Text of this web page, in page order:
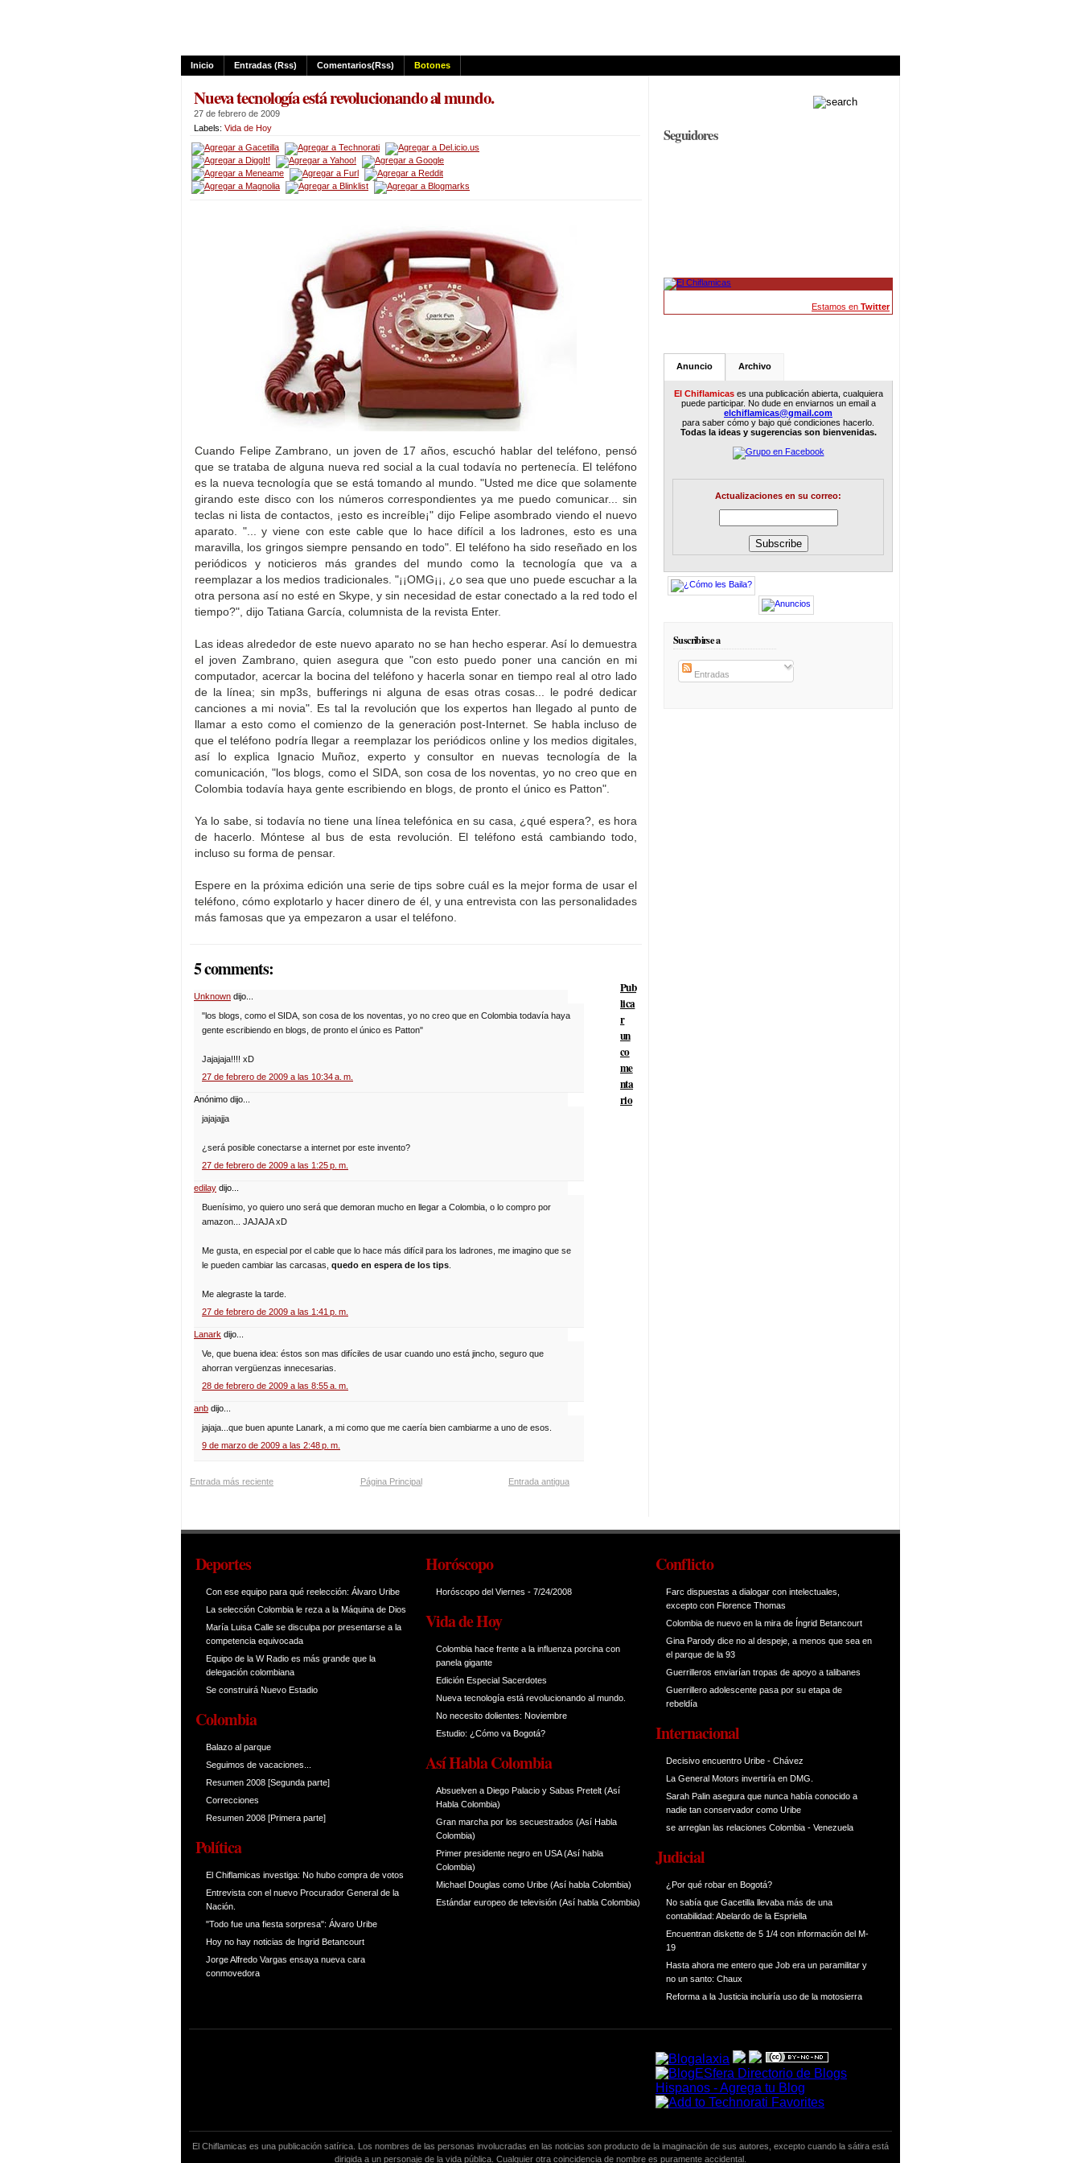
Inicio Entradas (rss) Comentarios(rss) Botones
Nueva tecnología está revolucionando al mundo.
27 de febrero de 2009
Labels: Vida de Hoy
Cuando Felipe Zambrano, un joven de 17 años, escuchó hablar del teléfono, pensó
que se trataba de alguna nueva red social a la cual todavía no pertenecía. El teléfono
es la nueva tecnología que se está tomando al mundo. "Usted me dice que solamente
girando este disco con los números correspondientes ya me puedo comunicar... sin
teclas ni lista de contactos, ¡esto es increíble¡" dijo Felipe asombrado viendo el nuevo
aparato. "... y viene con este cable que lo hace difícil a los ladrones, esto es una
maravilla, los gringos siempre pensando en todo". El teléfono ha sido reseñado en los
periódicos y noticieros más grandes del mundo como la tecnología que va a
reemplazar a los medios tradicionales. "¡¡OMG¡¡, ¿o sea que uno puede escuchar a la
otra persona así no esté en Skype, y sin necesidad de estar conectado a la red todo el
tiempo?", dijo Tatiana García, columnista de la revista Enter.
Las ideas alrededor de este nuevo aparato no se han hecho esperar. Así lo demuestra
el joven Zambrano, quien asegura que "con esto puedo poner una canción en mi
computador, acercar la bocina del teléfono y hacerla sonar en tiempo real al otro lado
de la línea; sin mp3s, bufferings ni alguna de esas otras cosas... le podré dedicar
canciones a mi novia". Es tal la revolución que los expertos han llegado al punto de
llamar a esto como el comienzo de la generación post-Internet. Se habla incluso de
que el teléfono podría llegar a reemplazar los periódicos online y los medios digitales,
así lo explica Ignacio Muñoz, experto y consultor en nuevas tecnología de la
comunicación, "los blogs, como el SIDA, son cosa de los noventas, yo no creo que en
Colombia todavía haya gente escribiendo en blogs, de pronto el único es Patton".
Ya lo sabe, si todavía no tiene una línea telefónica en su casa, ¿qué espera?, es hora
de hacerlo. Móntese al bus de esta revolución. El teléfono está cambiando todo,
incluso su forma de pensar.
Espere en la próxima edición una serie de tips sobre cuál es la mejor forma de usar el
teléfono, cómo explotarlo y hacer dinero de él, y una entrevista con las personalidades
más famosas que ya empezaron a usar el teléfono.
5 comments:
Unknown dijo...
"los blogs, como el SIDA, son cosa de los noventas, yo no creo que en Colombia todavía haya
gente escribiendo en blogs, de pronto el único es Patton"
Jajajaja!!!! xD
27 de febrero de 2009 a las 10:34 a. m.
Anónimo dijo...
jajajajja
¿será posible conectarse a internet por este invento?
27 de febrero de 2009 a las 1:25 p. m.
edilay dijo...
Buenísimo, yo quiero uno será que demoran mucho en llegar a Colombia, o lo compro por
amazon... JAJAJA xD
Me gusta, en especial por el cable que lo hace más difícil para los ladrones, me imagino que se
le pueden cambiar las carcasas, quedo en espera de los tips
Me alegraste la tarde.
27 de febrero de 2009 a las 1:41 p. m.
Lanark dijo...
Ve, que buena idea: éstos son mas difíciles de usar cuando uno está jincho, seguro que
ahorran vergüenzas innecesarias.
28 de febrero de 2009 a las 8:55 a. m.
anb dijo...
jajaja...que buen apunte Lanark, a mi como que me caería bien cambiarme a uno de esos.
9 de marzo de 2009 a las 2:48 p. m.
Pub
lica
r
un
co
me
nta
rio
Entrada más reciente Entrada antigua
Página Principal
Seguidores
Estamos en Twitter
Anuncio Archivo
El Chiflamicases una publicación abierta, cualquiera
puede participar. No dude en enviarnos un email a
elchiflamicas@gmail.com
para saber cómo y bajo qué condiciones hacerlo.
Todas la ideas y sugerencias son bienvenidas.
Actualizaciones en su correo:
Suscribirse a
Entradas
Deportes
Con ese equipo para qué reelección: Álvaro Uribe
La selección Colombia le reza a la Máquina de Dios
María Luisa Calle se disculpa por presentarse a la
competencia equivocada
Equipo de la W Radio es más grande que la
delegación colombiana
Se construirá Nuevo Estadio
Colombia
Balazo al parque
Seguimos de vacaciones...
Resumen 2008 [Segunda parte]
Correcciones
Resumen 2008 [Primera parte]
Política
El Chiflamicas investiga: No hubo compra de votos
Entrevista con el nuevo Procurador General de la
Nación.
"Todo fue una fiesta sorpresa": Álvaro Uribe
Hoy no hay noticias de Ingrid Betancourt
Jorge Alfredo Vargas ensaya nueva cara
conmovedora
Horóscopo
Horóscopo del Viernes - 7/24/2008
Vida de Hoy
Colombia hace frente a la influenza porcina con
panela gigante
Edición Especial Sacerdotes
Nueva tecnología está revolucionando al mundo.
No necesito dolientes: Noviembre
Estudio: ¿Cómo va Bogotá?
Así Habla Colombia
Absuelven a Diego Palacio y Sabas Pretelt (Así
Habla Colombia)
Gran marcha por los secuestrados (Así Habla
Colombia)
Primer presidente negro en USA (Así habla
Colombia)
Michael Douglas como Uribe (Así habla Colombia)
Estándar europeo de televisión (Así habla Colombia)
Conflicto
Farc dispuestas a dialogar con intelectuales,
excepto con Florence Thomas
Colombia de nuevo en la mira de Íngrid Betancourt
Gina Parody dice no al despeje, a menos que sea en
el parque de la 93
Guerrilleros enviarían tropas de apoyo a talibanes
Guerrillero adolescente pasa por su etapa de
rebeldía
Internacional
Decisivo encuentro Uribe - Chávez
La General Motors invertiría en DMG.
Sarah Palin asegura que nunca había conocido a
nadie tan conservador como Uribe
se arreglan las relaciones Colombia - Venezuela
Judicial
¿Por qué robar en Bogotá?
No sabía que Gacetilla llevaba más de una
contabilidad: Abelardo de la Espriella
Encuentran diskette de 5 1/4 con información del M-
19
Hasta ahora me entero que Job era un paramilitar y
no un santo: Chaux
Reforma a la Justicia incluiría uso de la motosierra
El Chiflamicas es una publicación satírica. Los nombres de las personas involucradas en las noticias son producto de la imaginación de sus autores, excepto cuando la sátira está
dirigida a un personaje de la vida pública. Cualquier otra coincidencia de nombre es puramente accidental.